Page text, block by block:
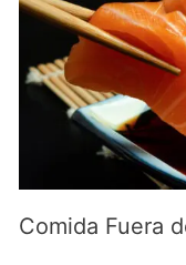
Comida Fuera